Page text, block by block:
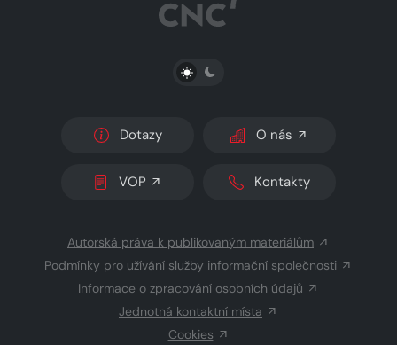
PŘEPNOUT SVĚTLÝ/TMAVÝ REŽIM
Dotazy O nás
VOP Kontakty
Autorská práva k publikovaným materiálům
Podmínky pro užívání služby informační společnosti
Informace o zpracování osobních údajů
Jednotná kontaktní místa
Cookies